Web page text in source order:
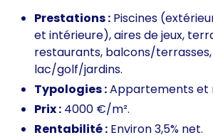
Prestations : Piscines
et intérieure), aires de jeux,
restaurants, balcons/terrasses,
lac/golf/jardins.
Typologies :Appartements et
Prix : 4000 €/m².
Rentabilité : Environ 3,5% net.